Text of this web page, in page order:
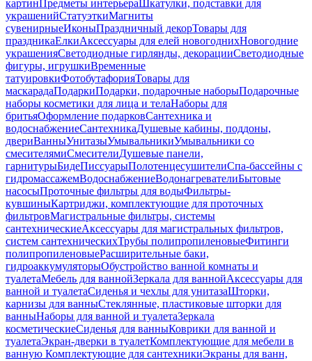
картинПредметы интерьераШкатулки, подставки для
украшенийСтатуэткиМагниты
сувенирныеИконыПраздничный декорТовары для
праздникаЕлкиАксессуары для елей новогоднихНовогодние
украшенияСветодиодные гирлянды, декорацииСветодиодные
фигуры, игрушкиВременные
татуировкиФотобутафорияТовары для
маскарадаПодаркиПодарки, подарочные наборыПодарочные
наборы косметики для лица и телаНаборы для
бритьяОформление подарковСантехника и
водоснабжениеСантехникаДушевые кабины, поддоны,
двериВанныУнитазыУмывальникиУмывальники со
смесителямиСмесителиДушевые панели,
гарнитурыБидеПиссуарыПолотенцесушителиСпа-бассейны с
гидромассажемВодоснабжениеВодонагревателиБытовые
насосыПроточные фильтры для водыФильтры-
кувшиныКартриджи, комплектующие для проточных
фильтровМагистральные фильтры, системы
сантехническиеАксессуары для магистральных фильтров,
систем сантехническихТрубы полипропиленовыеФитинги
полипропиленовыеРасширительные баки,
гидроаккумуляторыОбустройство ванной комнаты и
туалетаМебель для ваннойЗеркала для ваннойАксессуары для
ванной и туалетаСиденья и чехлы для унитазаШторки,
карнизы для ванныСтеклянные, пластиковые шторки для
ванныНаборы для ванной и туалетаЗеркала
косметическиеСиденья для ванныКоврики для ванной и
туалетаЭкран-дверки в туалетКомплектующие для мебели в
ванную Комплектующие для сантехникиЭкраны для ванн,